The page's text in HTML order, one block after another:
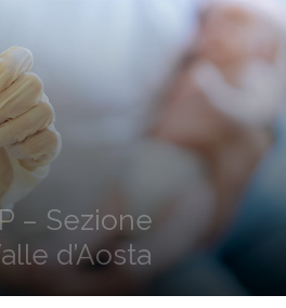
– Sezione
d’Aosta